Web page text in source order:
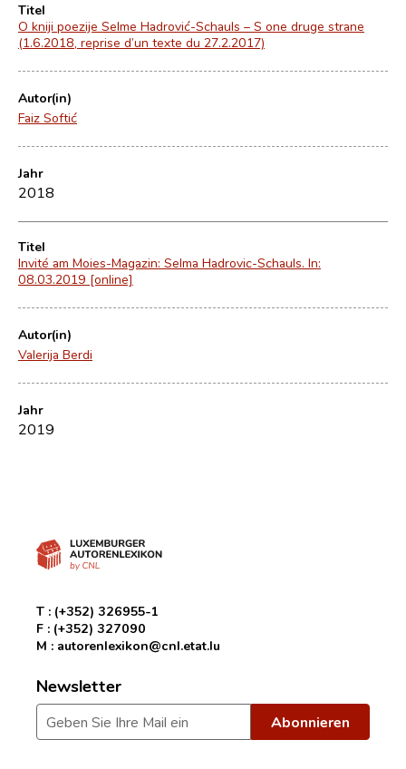
Titel
O kniji poezije Selme Hadrović-Schauls – S one druge strane
(1.6.2018, reprise d’un texte du 27.2.2017)
Autor(in)
Faiz Softić
Jahr
2018
Titel
Invité am Moies-Magazin: Selma Hadrovic-Schauls. In:
08.03.2019 [online]
Autor(in)
Valerija Berdi
Jahr
2019
T : (+352) 326955-1
F : (+352) 327090
M : autorenlexikon@cnl.etat.lu
Newsletter